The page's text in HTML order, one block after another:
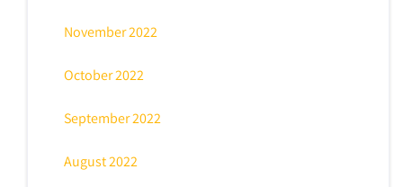
November 2022
October 2022
September 2022
August 2022